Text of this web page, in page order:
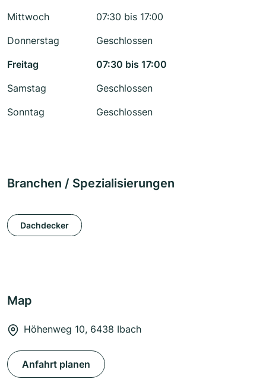
Mittwoch
07:30 bis 17:00
Donnerstag
Geschlossen
Freitag
07:30 bis 17:00
Samstag
Geschlossen
Sonntag
Geschlossen
Branchen / Spezialisierungen
Dachdecker
Map
Höhenweg 10, 6438 Ibach
Anfahrt planen